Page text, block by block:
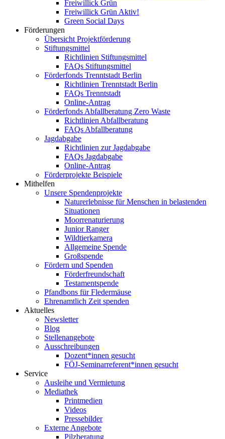
Freiwillick Grün
Freiwillick Grün Aktiv!
Green Social Days
Förderungen
Übersicht Projektförderung
Stiftungsmittel
Richtlinien Stiftungsmittel
FAQs Stiftungsmittel
Förderfonds Trenntstadt Berlin
Richtlinien Trenntstadt Berlin
FAQs Trenntstadt
Online-Antrag
Förderfonds Abfallberatung Zero Waste
Richtlinien Abfallberatung
FAQs Abfallberatung
Jagdabgabe
Richtlinien zur Jagdabgabe
FAQs Jagdabgabe
Online-Antrag
Förderprojekte Beispiele
Mithelfen
Unsere Spendenprojekte
Naturerlebnisse für Menschen in belastenden
Situationen
Moorrenaturierung
Junior Ranger
Wildtierkamera
Allgemeine Spende
Großspende
Fördern und Spenden
Förderfreundschaft
Testamentspende
Pfandbons für Fledermäuse
Ehrenamtlich Zeit spenden
Aktuelles
Newsletter
Blog
Stellenangebote
Ausschreibungen
Dozent*innen gesucht
FÖJ-Seminarreferent*innen gesucht
Service
Ausleihe und Vermietung
Mediathek
Printmedien
Videos
Pressebilder
Externe Angebote
Pilzberatung